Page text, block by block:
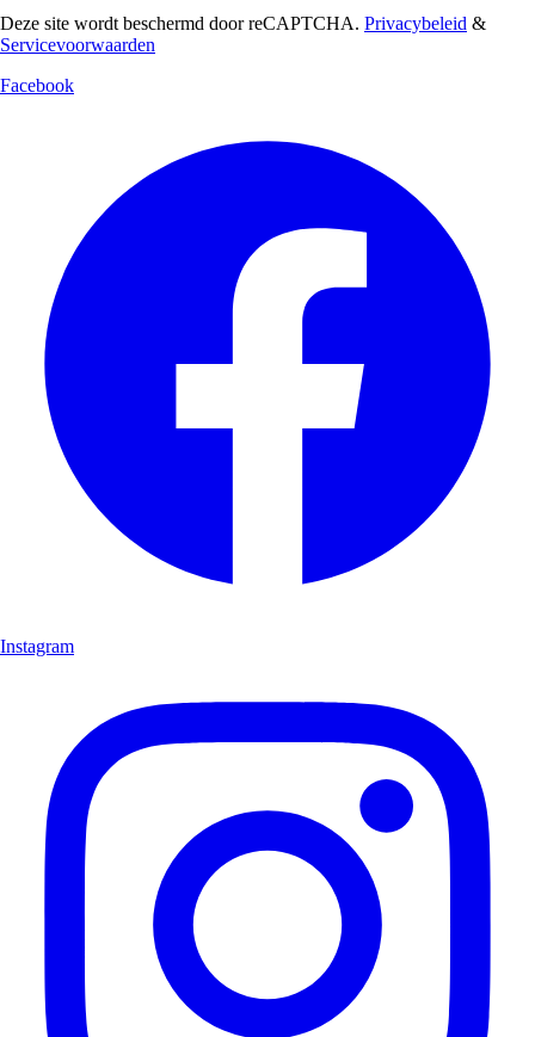
Deze site wordt beschermd door reCAPTCHA. Privacybeleid &
Servicevoorwaarden
Facebook
Instagram